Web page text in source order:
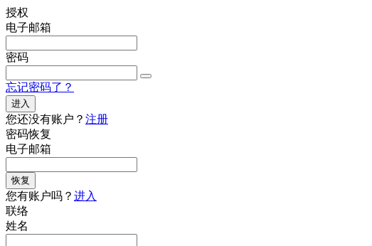
授权
电子邮箱
密码
忘记密码了？
进入
您还没有账户？ 注册
密码恢复
电子邮箱
恢复
您有账户吗？ 进入
联络
姓名